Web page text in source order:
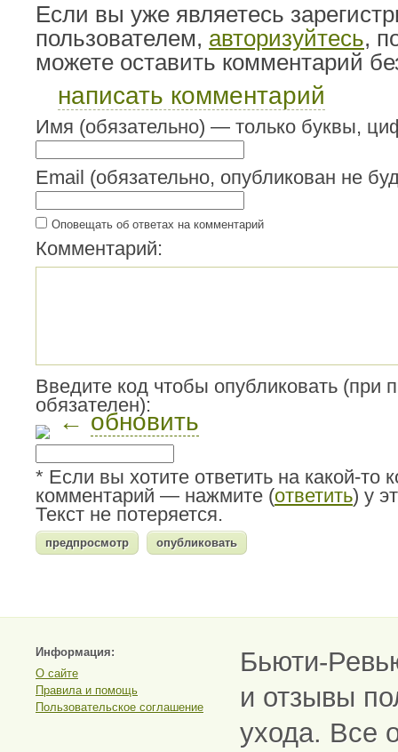
Если вы уже являетесь
пользователем, авторизуйтесь,
можете оставить комментарий
написать комментарий
Имя (обязательно) — только буквы,
Email (обязательно, опубликован не
Оповещать об ответах на комментарий
Комментарий:
Введите код чтобы опубликовать (при
обязателен):
← обновить
* Если вы хотите ответить на какой-то
комментарий — нажмите (ответить) у
Текст не потеряется.
Информация:
О сайте
Правила и помощь
Пользовательское соглашение
Бьюти-
и отзывы
ухода. Все